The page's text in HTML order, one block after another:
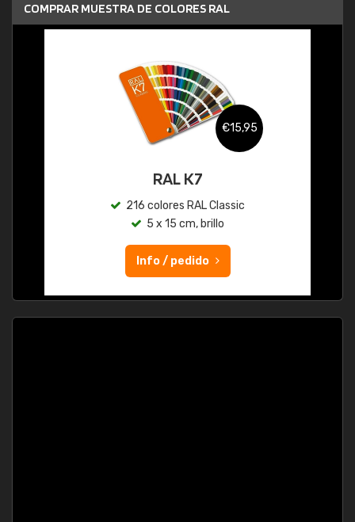
COMPRAR MUESTRA DE COLORES RAL
€15,95
RAL K7
216 colores RAL Classic
5 x 15 cm, brillo
Info / pedido